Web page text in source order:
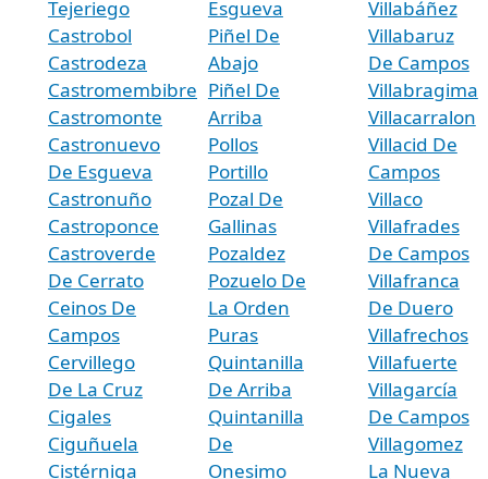
Tejeriego
Castrobol
Castrodeza
Castromembibre
Castromonte
Castronuevo
De Esgueva
Castronuño
Castroponce
Castroverde
De Cerrato
Ceinos De
Campos
Cervillego
De La Cruz
Cigales
Ciguñuela
Cistérniga
Esgueva
Piñel De
Abajo
Piñel De
Arriba
Pollos
Portillo
Pozal De
Gallinas
Pozaldez
Pozuelo De
La Orden
Puras
Quintanilla
De Arriba
Quintanilla
De
Onesimo
Villabáñez
Villabaruz
De Campos
Villabragima
Villacarralon
Villacid De
Campos
Villaco
Villafrades
De Campos
Villafranca
De Duero
Villafrechos
Villafuerte
Villagarcía
De Campos
Villagomez
La Nueva